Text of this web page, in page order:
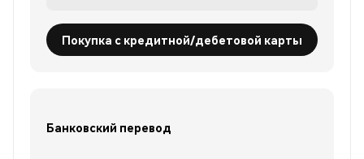
Покупка с кредитной/дебетовой карты
Банковский перевод